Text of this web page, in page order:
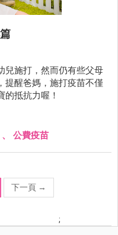
兒施打，然而仍有些父母
提醒爸媽，施打疫苗不僅
抵抗力喔！
、 公費疫苗
下一頁 →
;